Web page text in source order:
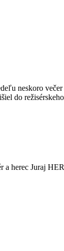
neskoro
do
herec Juraj